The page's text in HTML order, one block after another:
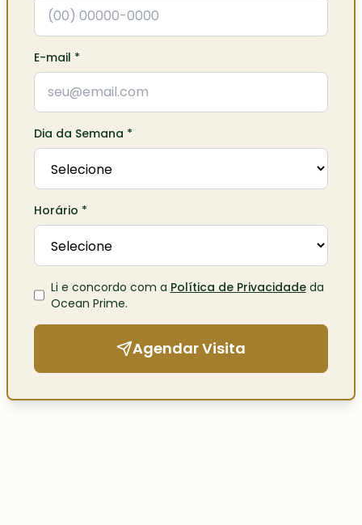
E-mail *
Dia da Semana *
Horário *
Li e concordo com a Política de Privacidadeda
Ocean Prime.
Agendar Visita